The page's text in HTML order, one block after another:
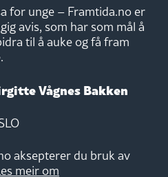
for unge – Framtida.no er
avis, som har som mål å
til å auke og få fram
Vågnes Bakken
aksepterer du bruk av
meir om